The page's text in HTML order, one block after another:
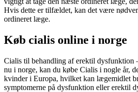
Hvis dette er tilfældet, kan det være
ordineret læge.
Køb cialis online i norge
Cialis til behandling af erektil dysfunktion
nu i norge, kan du købe Cialis i nogle år,
kvinder i Europa, hvilket kan lægemidlet
symptomerne på dysfunktion eller erektil